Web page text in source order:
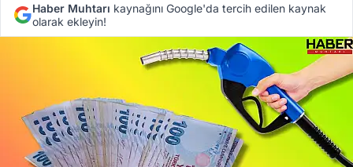
Haber Muhtarı kaynağını Google'da tercih edilen kaynak
olarak ekleyin!